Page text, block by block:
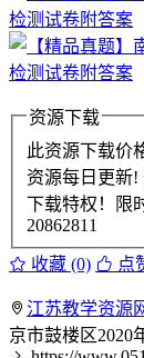
资源下载
此资源下载价
资源每日更新!
下载特权！限
20862811
收藏 (0) 点
江苏教学资源
京市鼓楼区2020